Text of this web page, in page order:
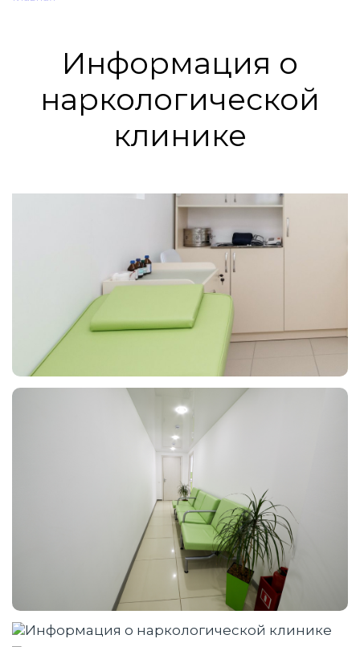
Вопрос-ответ
Информация о
наркологической
клинике